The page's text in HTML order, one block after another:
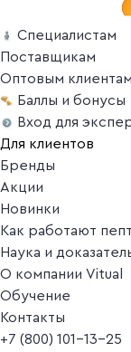
Специалистам
Поставщикам
Оптовым клиентам
Баллы и бонусы
Вход для
Для клиентов
Бренды
Акции
Новинки
Как работают
Наука и
О компании Vitual
Обучение
Контакты
+7 (800) 101-13-25